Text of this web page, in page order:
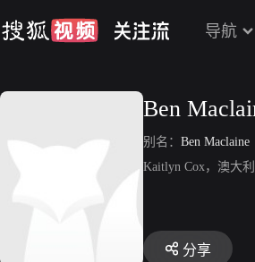
导航
Ben
别名： Ben Maclaine
Kaitlyn Cox，澳大
分享